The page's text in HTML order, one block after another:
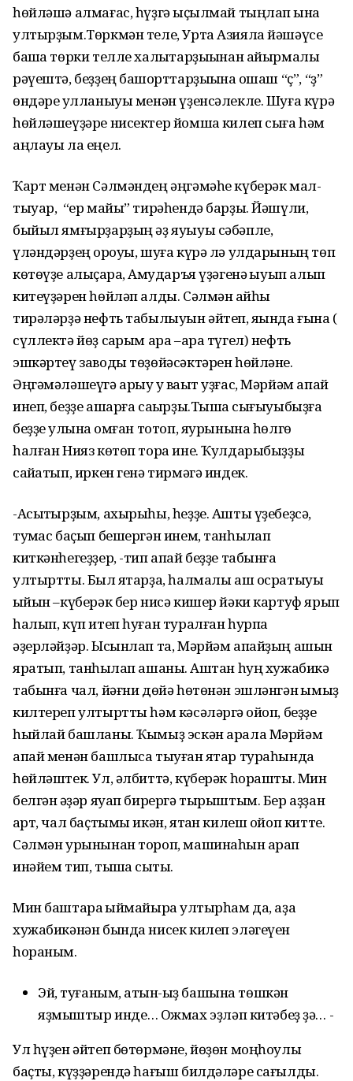
һөйләшә алмағас, һүҙгә ҡыҫылмай тыңлап ҡына
ултырҙым.Төркмән теле, Урта Азияла йәшәүсе
башҡа төрки телле халыҡтарҙыҡынан айырмалы
рәүештә, беҙҙең башҡорттарҙыҡына оҡшаш “ҫ”, “ҙ”
өндәре ҡулланыуы менән үҙенсәлекле. Шуға күрә
һөйләшеүҙәре нисектер йомшаҡ килеп сыға һәм
аңлауы ла еңел.
Ҡарт менән Сәлмәндең әңгәмәһе күберәк мал-
тыуар, “ер майы” тирәһендә барҙы. Йәшүли,
быйыл ямғырҙарҙың әҙ яуыуы сәбәпле,
үләндәрҙең ҡороуы, шуға күрә лә улдарының төп
көтөүҙе алыҫҡараҡ, Амударъя үҙәгенә ҡыуып алып
китеүҙәрен һөйләп алды. Сәлмән ҡайһы
тирәләрҙә нефть табылыуын әйтеп, яҡында ғына (
сүллектә йөҙ саҡрым ара –ара түгел) нефть
эшкәртеү заводы төҙөйәсәктәрен һөйләне.
Әңгәмәләшеүгә арыу уҡ ваҡыт уҙғас, Мәрйәм апай
инеп, беҙҙе ашарға саҡырҙы.Тышҡа сығыуыбыҙға
беҙҙе ҡулына ҡомған тотоп, яурынына һөлгө
һалған Нияз көтөп тора ине. Ҡулдарыбыҙҙы
сайҡатып, иркен генә тирмәгә индек.
-Асыҡтырҙым, ахырыһы, һеҙҙе. Ашты үҙебеҙсә,
туҡмас баҫып бешергән инем, танһыҡлап
киткәнһегеҙҙер, -тип апай беҙҙе табынға
ултыртты. Был яҡтарҙа, һалмалы аш осратыуы
ҡыйын –күберәк бер нисә кишер йәки картуф ярып
һалып, күп итеп һуған туралған һурпа
әҙерләйҙәр. Ысынлап та, Мәрйәм апайҙың ашын
яратып, танһыҡлап ашаныҡ. Аштан һуң хужабикә
табынға чал, йәғни дөйә һөтөнән эшләнгән ҡымыҙ
килтереп ултыртты һәм кәсәләргә ҡойоп, беҙҙе
һыйлай башланы. Ҡымыҙ эскән арала Мәрйәм
апай менән башлыса тыуған яҡтар тураһында
һөйләштек. Ул, әлбиттә, күберәк һорашты. Мин
белгән ҡәҙәр яуап бирергә тырыштым. Бер аҙҙан
ҡарт, чал баҫтымы икән, ятҡан килеш ойоп китте.
Сәлмән урынынан тороп, машинаһын ҡарап
инәйем тип, тышҡа сыҡты.
Мин баштараҡ ҡыймайыраҡ ултырһам да, аҙаҡ
хужабикәнән бында нисек килеп эләгеүен
һораным.
Эй, туғаным, ҡатын-ҡыҙ башына төшкән
яҙмыштыр инде… Ожмах эҙләп китәбеҙ ҙә… -
Ул һүҙен әйтеп бөтөрмәне, йөҙөн моңһоулыҡ
баҫты, күҙҙәрендә һағыш билдәләре сағылды.